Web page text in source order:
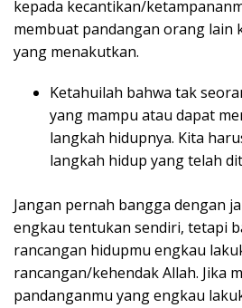
kepada kecantikan/
membuat pandangan orang lain
yang menakutkan.
Ketahuilah bahwa tak
yang mampu atau dapat
langkah hidupnya. Kita
langkah hidup yang telah
Jangan pernah bangga dengan
engkau tentukan sendiri, tetapi
rancangan hidupmu engkau
rancangan/kehendak Allah. Jika
pandanganmu yang engkau